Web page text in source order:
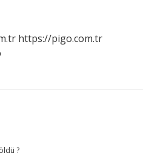
https://pigo.com.tr
?